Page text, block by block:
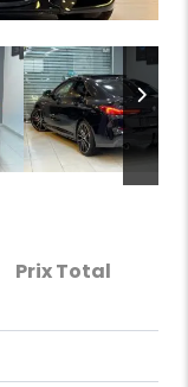
Prix Total